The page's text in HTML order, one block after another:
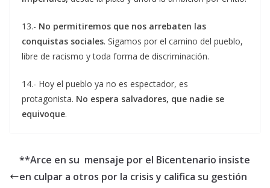
13.- No permitiremos que nos arrebaten las
conquistas sociales. Sigamos por el camino del pueblo,
libre de racismo y toda forma de discriminación.
14.- Hoy el pueblo ya no es espectador, es
protagonista. No espera salvadores, que nadie se
equivoque.
**Arce en su mensaje por el Bicentenario insiste
en culpar a otros por la crisis y califica su gestión